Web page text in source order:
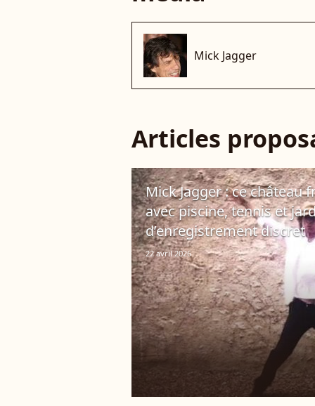
Mick Jagger
Articles
Mick Jagger : ce château
avec piscine, tennis et
d’enregistrement discret
22 avril 2026